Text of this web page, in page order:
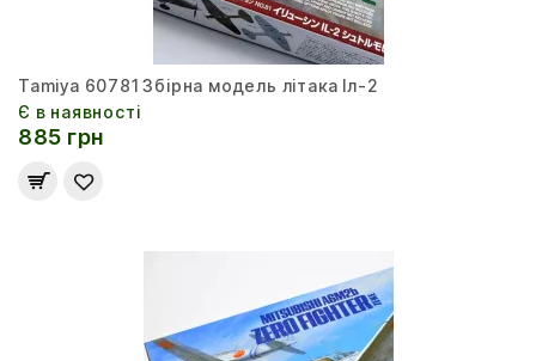
Tamiya 60781 Збірна модель літака Іл-2
Є в наявності
885 грн